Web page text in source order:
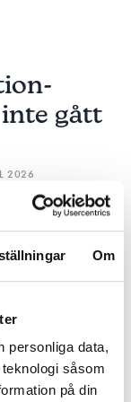
Om
personliga data,
såsom
på din
gått
2026